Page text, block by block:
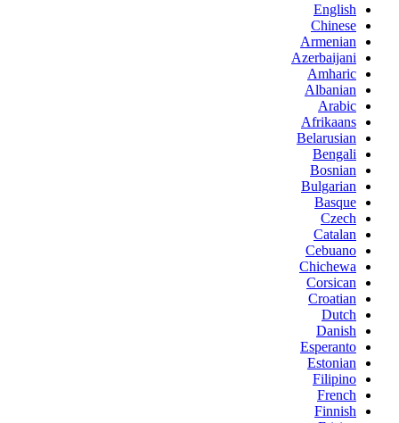
English
Chinese
Armenian
Azerbaijani
Amharic
Albanian
Arabic
Afrikaans
Belarusian
Bengali
Bosnian
Bulgarian
Basque
Czech
Catalan
Cebuano
Chichewa
Corsican
Croatian
Dutch
Danish
Esperanto
Estonian
Filipino
French
Finnish